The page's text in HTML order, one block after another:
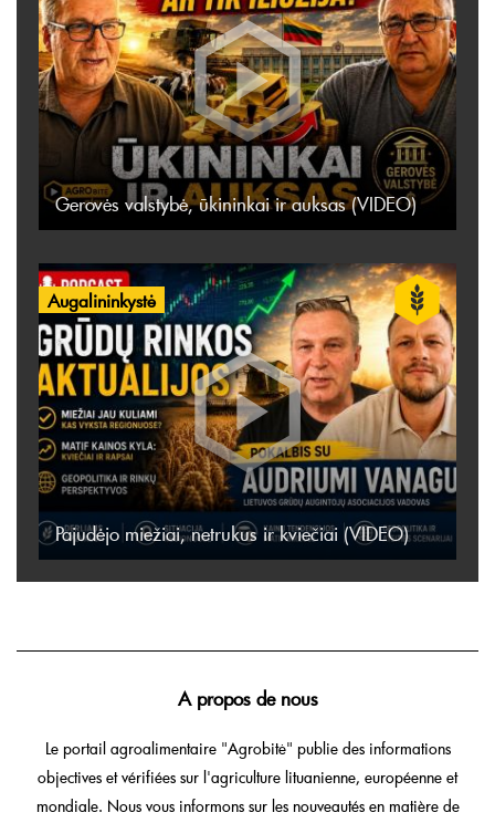
Gerovės valstybė, ūkininkai ir auksas (VIDEO)
Augalininkystė
Pajudėjo miežiai, netrukus ir kviečiai (VIDEO)
A propos de nous
Le portail agroalimentaire "Agrobitė" publie des informations
objectives et vérifiées sur l'agriculture lituanienne, européenne et
mondiale. Nous vous informons sur les nouveautés en matière de